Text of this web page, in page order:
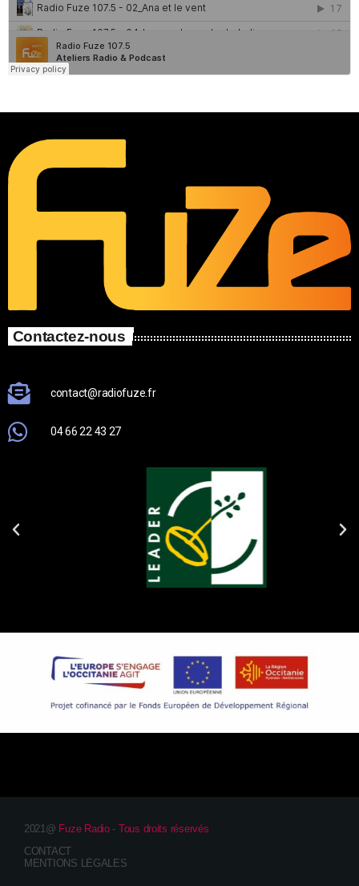
Contactez-nous
contact@radiofuze.fr
04 66 22 43 27
2021@ Fuze Radio - Tous droits réservés
CONTACT
MENTIONS LÉGALES